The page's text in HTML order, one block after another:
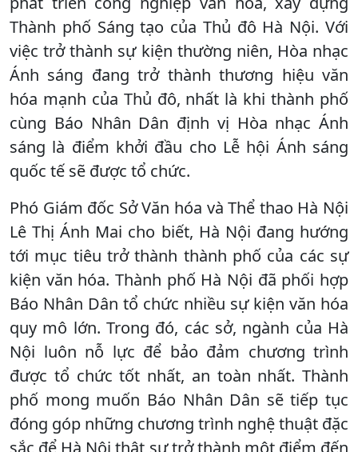
Thành phố Sáng tạo của Thủ đô Hà Nội. Với
việc trở thành sự kiện thường niên, Hòa nhạc
Ánh sáng đang trở thành thương hiệu văn
hóa mạnh của Thủ đô, nhất là khi thành phố
cùng Báo Nhân Dân định vị Hòa nhạc Ánh
sáng là điểm khởi đầu cho Lễ hội Ánh sáng
quốc tế sẽ được tổ chức.
Phó Giám đốc Sở Văn hóa và Thể thao Hà Nội
Lê Thị Ánh Mai cho biết, Hà Nội đang hướng
tới mục tiêu trở thành thành phố của các sự
kiện văn hóa. Thành phố Hà Nội đã phối hợp
Báo Nhân Dân tổ chức nhiều sự kiện văn hóa
quy mô lớn. Trong đó, các sở, ngành của Hà
Nội luôn nỗ lực để bảo đảm chương trình
được tổ chức tốt nhất, an toàn nhất. Thành
phố mong muốn Báo Nhân Dân sẽ tiếp tục
đóng góp những chương trình nghệ thuật đặc
sắc để Hà Nội thật sự trở thành một điểm đến